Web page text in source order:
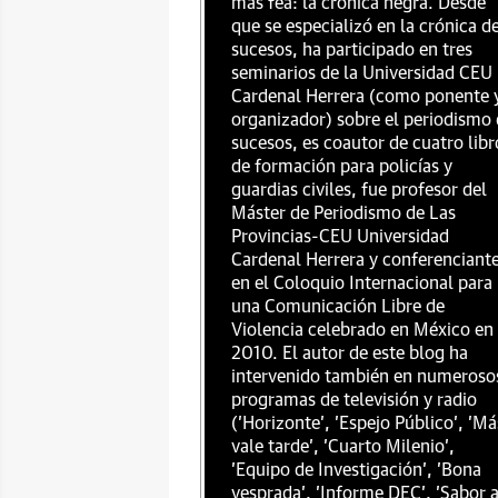
que se especializó en la crónica
sucesos, ha participado en tres
seminarios de la Universidad CEU
Cardenal Herrera (como ponente
organizador) sobre el periodismo
sucesos, es coautor de cuatro
de formación para policías y
guardias civiles, fue profesor del
Máster de Periodismo de Las
Provincias-CEU Universidad
Cardenal Herrera y
en el Coloquio Internacional para
una Comunicación Libre de
Violencia celebrado en México en
2010. El autor de este blog ha
intervenido también en
programas de televisión y radio
('Horizonte', 'Espejo Público',
vale tarde', 'Cuarto Milenio',
'Equipo de Investigación', 'Bona
vesprada', 'Informe DEC', 'Sabor a